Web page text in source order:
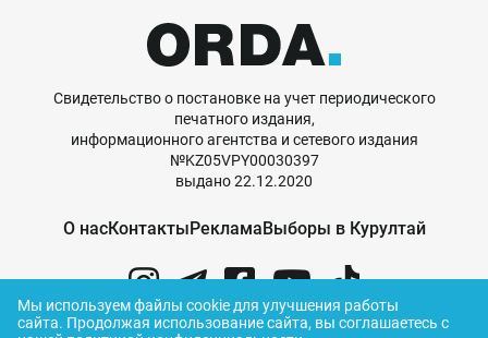
Свидетельство о постановке на учет периодического
печатного издания,
информационного агентства и сетевого издания
№KZ05VPY00030397
выдано 22.12.2020
О насКонтактыРекламаВыборы в Курултай
Мы используем файлы cookie для улучшения работы
сайта. Продолжая использование сайта, вы соглашаетесь с